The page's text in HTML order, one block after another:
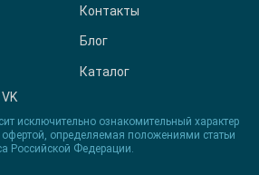
Контакты
Блог
Каталог
VK
исключительно ознакомительный характер
определяемая положениями статьи
Российской Федерации.